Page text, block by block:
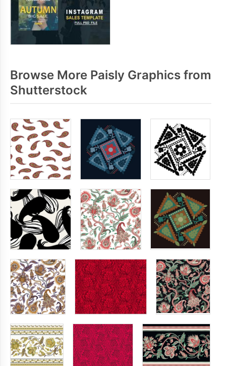
Browse More Paisly Graphics from
Shutterstock